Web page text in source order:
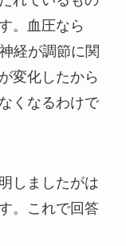
。血圧なら
経が調節に関
変化したから
くなるわけで
しましたがは
。これで回答